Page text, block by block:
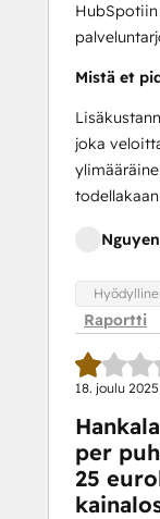
Mistä et
joka
Raportti
18. joulu 2025
per
25